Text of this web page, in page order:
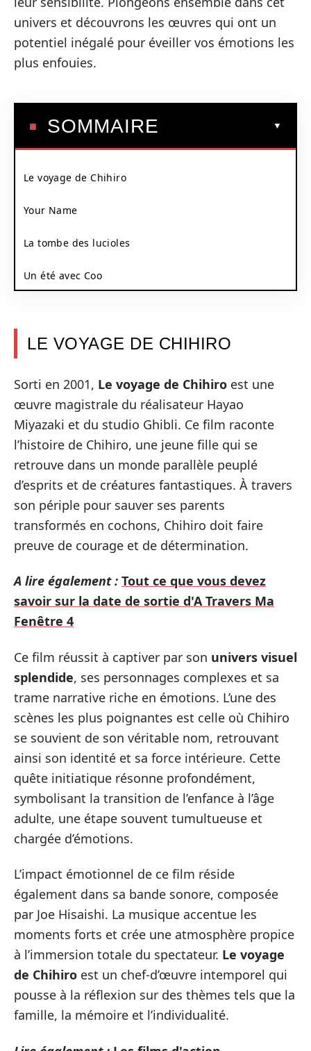
univers et découvrons les œuvres qui ont un
potentiel inégalé pour éveiller vos émotions les
plus enfouies.
SOMMAIRE
Le voyage de Chihiro
Your Name
La tombe des lucioles
Un été avec Coo
LE VOYAGE DE CHIHIRO
Sorti en 2001, Le voyage de Chihiro est une
œuvre magistrale du réalisateur Hayao
Miyazaki et du studio Ghibli. Ce film raconte
l’histoire de Chihiro, une jeune fille qui se
retrouve dans un monde parallèle peuplé
d’esprits et de créatures fantastiques. À travers
son périple pour sauver ses parents
transformés en cochons, Chihiro doit faire
preuve de courage et de détermination.
A lire également : Tout ce que vous devez
savoir sur la date de sortie d'A Travers Ma
Fenêtre 4
Ce film réussit à captiver par son univers visuel
splendide, ses personnages complexes et sa
trame narrative riche en émotions. L’une des
scènes les plus poignantes est celle où Chihiro
se souvient de son véritable nom, retrouvant
ainsi son identité et sa force intérieure. Cette
quête initiatique résonne profondément,
symbolisant la transition de l’enfance à l’âge
adulte, une étape souvent tumultueuse et
chargée d’émotions.
L’impact émotionnel de ce film réside
également dans sa bande sonore, composée
par Joe Hisaishi. La musique accentue les
moments forts et crée une atmosphère propice
à l’immersion totale du spectateur. Le voyage
de Chihiro est un chef-d’œuvre intemporel qui
pousse à la réflexion sur des thèmes tels que la
famille, la mémoire et l’individualité.